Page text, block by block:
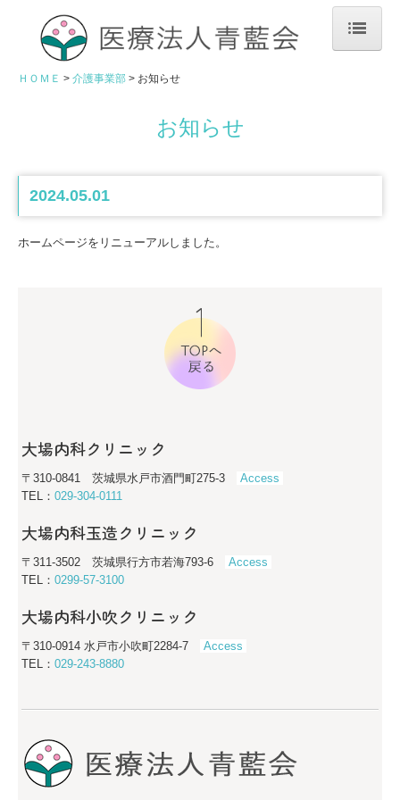
ＨＯＭＥ
アクセス | 本院
外来案内 | 小吹
アクセス | 小吹
医院概要 | 小吹
介護事業部
過去のお便り
法人案内
ＨＯＭＥ 介護事業部 お知らせ
お知らせ
2024.05.01
ホームページをリニューアルしました。
大場内科クリニック
〒310-0841 茨城県水戸市酒門町275-3
Access
TEL：029-304-0111
大場内科玉造クリニック
〒311-3502 茨城県行方市若海793-6
Access
TEL：0299-57-3100
大場内科小吹クリニック
〒310-0914 水戸市小吹町2284-7
Access
TEL：029-243-8880